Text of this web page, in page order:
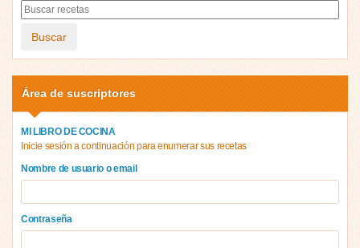
Buscar
Área de suscriptores
MI LIBRO DE COCINA
Inicie sesión a continuación para enumerar sus recetas
Nombre de usuario o email
Contraseña